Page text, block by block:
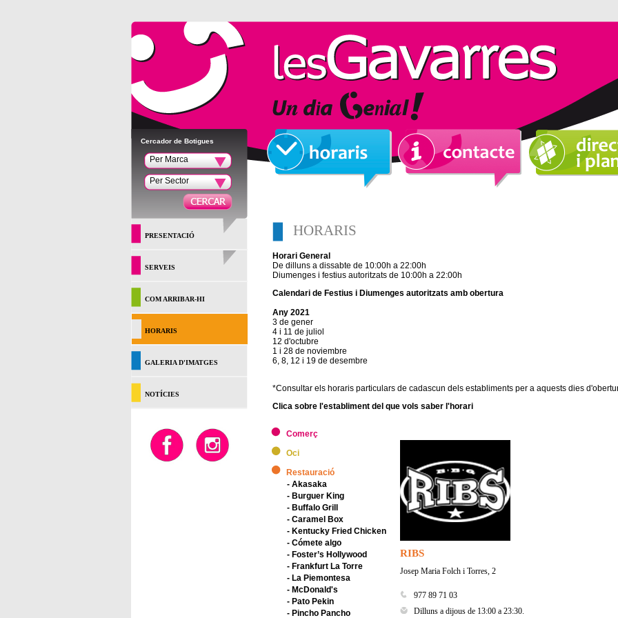
Cercador de Botigues
Per Marca
Per Sector
PRESENTACIÓ
SERVEIS
COM ARRIBAR-HI
HORARIS
GALERIA D'IMATGES
NOTÍCIES
HORARIS
Horari General
De dilluns a dissabte de 10:00h a 22:00h
Diumenges i festius autoritzats de 10:00h a 22:00h
Calendari de Festius i Diumenges autoritzats amb obertura
Any 2021
3 de gener
4 i 11 de juliol
12 d'octubre
1 i 28 de noviembre
6, 8, 12 i 19 de desembre
*Consultar els horaris particulars de cadascun dels establiments per a aquests dies
Clica sobre l'establiment del que vols saber l'horari
Comerç
Oci
Restauració
- Akasaka
- Burguer King
- Buffalo Grill
- Caramel Box
- Kentucky Fried Chicken
- Cómete algo
- Foster’s Hollywood
- Frankfurt La Torre
- La Piemontesa
- McDonald's
- Pato Pekin
- Pincho Pancho
RIBS
Josep Maria Folch i Torres, 2
977 89 71 03
Dilluns a dijous de 13:00 a 23:30.